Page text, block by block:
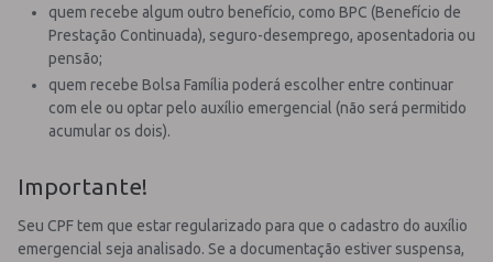
quem recebe algum outro benefício, como BPC (Benefício de
Prestação Continuada), seguro-desemprego, aposentadoria ou
pensão;
quem recebe Bolsa Família poderá escolher entre continuar
com ele ou optar pelo auxílio emergencial (não será permitido
acumular os dois).
Importante!
Seu CPF tem que estar regularizado para que o cadastro do auxílio
emergencial seja analisado. Se a documentação estiver suspensa,